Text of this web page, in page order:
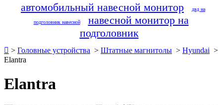
автомобильный навесной монитор двд на
подголовник навесной
навесной монитор на
подголовник
> Головные устройства > Штатные магнитолы > Hyundai >
Elantra
Elantra